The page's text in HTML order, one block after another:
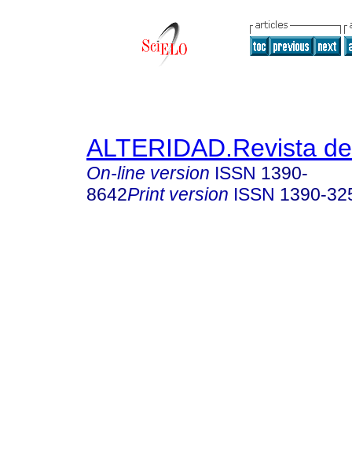
ALTERIDAD.Revista
On-line version ISSN 1390-
8642Print version ISSN 1390-